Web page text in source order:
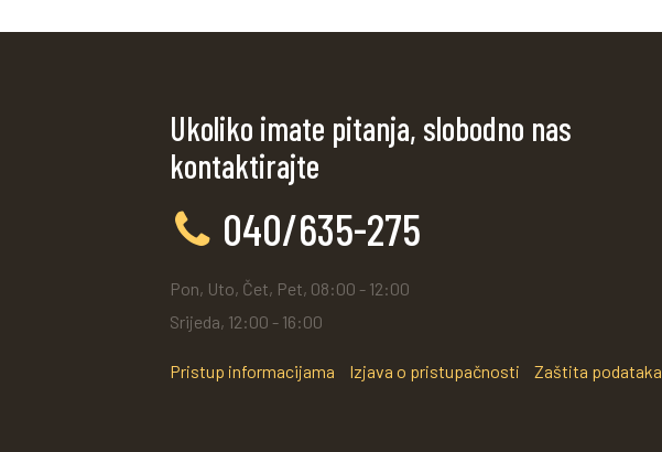
Ukoliko imate pitanja, slobodno nas
kontaktirajte
040/635-275
Pon, Uto, Čet, Pet, 08:00 - 12:00
Srijeda, 12:00 - 16:00
Pristup informacijama Izjava o pristupačnosti Zaštita podataka